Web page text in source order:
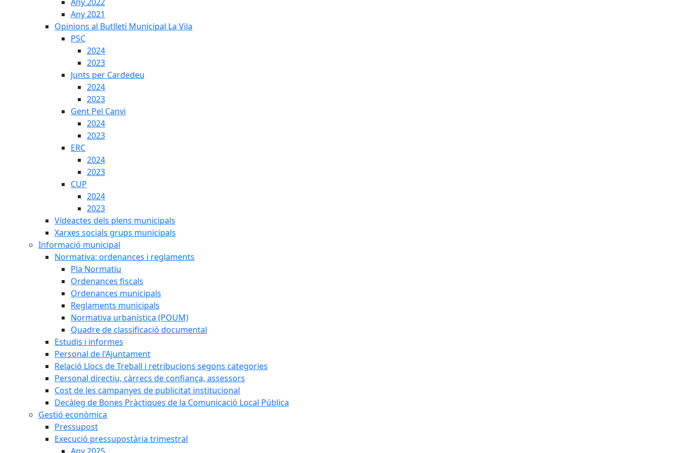
Any 2021
Opinions al Butlletí Municipal La Vila
PSC
2024
2023
Junts per Cardedeu
2024
2023
Gent Pel Canvi
2024
2023
ERC
2024
2023
CUP
2024
2023
Vídeactes dels plens municipals
Xarxes socials grups municipals
Informació municipal
Normativa: ordenances i reglaments
Pla Normatiu
Ordenances fiscals
Ordenances municipals
Reglaments municipals
Normativa urbanística (POUM)
Quadre de classificació documental
Estudis i informes
Personal de l'Ajuntament
Relació Llocs de Treball i retribucions segons categories
Personal directiu, càrrecs de confiança, assessors
Cost de les campanyes de publicitat institucional
Decàleg de Bones Pràctiques de la Comunicació Local Pública
Gestió econòmica
Pressupost
Execució pressupostària trimestral